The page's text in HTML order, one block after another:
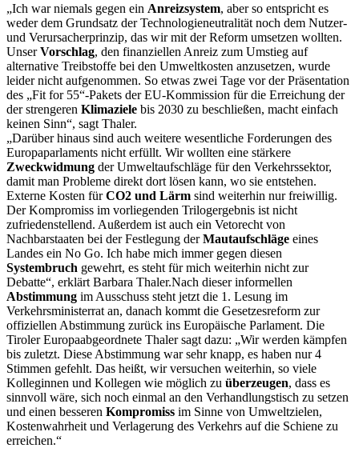
„Ich war niemals gegen ein Anreizsystem, aber so entspricht es
weder dem Grundsatz der Technologieneutralität noch dem Nutzer-
und Verursacherprinzip, das wir mit der Reform umsetzen wollten.
UnserVorschlag, den finanziellen Anreiz zum Umstieg auf
alternative Treibstoffe bei den Umweltkosten anzusetzen, wurde
leider nicht aufgenommen. So etwas zwei Tage vor der Präsentation
des „Fit for 55“-Pakets der EU-Kommission für die Erreichung der
der strengeren Klimaziele bis 2030 zu beschließen, macht einfach
keinen Sinn“, sagt Thaler.
„Darüber hinaus sind auch weitere wesentliche Forderungen des
Europaparlaments nicht erfüllt. Wir wollten eine stärkere
Zweckwidmung der Umweltaufschläge für den Verkehrssektor,
damit man Probleme direkt dort lösen kann, wo sie entstehen.
Externe Kosten fürCO2 und Lärm sind weiterhin nur freiwillig.
Der Kompromiss im vorliegenden Trilogergebnis ist nicht
zufriedenstellend. Außerdem ist auch ein Vetorecht von
Nachbarstaaten bei der Festlegung derMautaufschläge eines
Landes ein No Go. Ich habe mich immer gegen diesen
Systembruch gewehrt, es steht für mich weiterhin nicht zur
Debatte“, erklärt Barbara Thaler.Nach dieser informellen
Abstimmung im Ausschuss steht jetzt die 1. Lesung im
Verkehrsministerrat an, danach kommt die Gesetzesreform zur
offiziellen Abstimmung zurück ins Europäische Parlament. Die
Tiroler Europaabgeordnete Thaler sagt dazu: „Wir werden kämpfen
bis zuletzt. Diese Abstimmung war sehr knapp, es haben nur 4
Stimmen gefehlt. Das heißt, wir versuchen weiterhin, so viele
Kolleginnen und Kollegen wie möglich zu überzeugen, dass es
sinnvoll wäre, sich noch einmal an den Verhandlungstisch zu setzen
und einen besseren Kompromiss im Sinne von Umweltzielen,
Kostenwahrheit und Verlagerung des Verkehrs auf die Schiene zu
erreichen.“